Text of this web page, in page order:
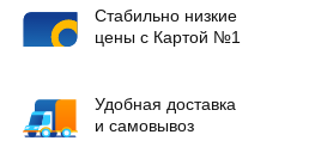
Стабильно низкие
цены с Картой №1
Удобная доставка
и самовывоз